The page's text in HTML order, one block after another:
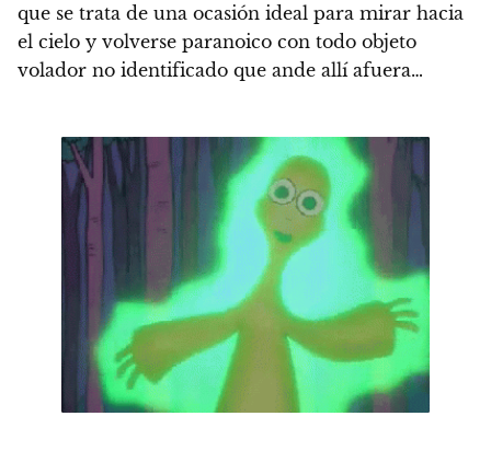
que se trata de una ocasión ideal para mirar hacia
el cielo y volverse paranoico con todo objeto
volador no identificado que ande allí afuera…